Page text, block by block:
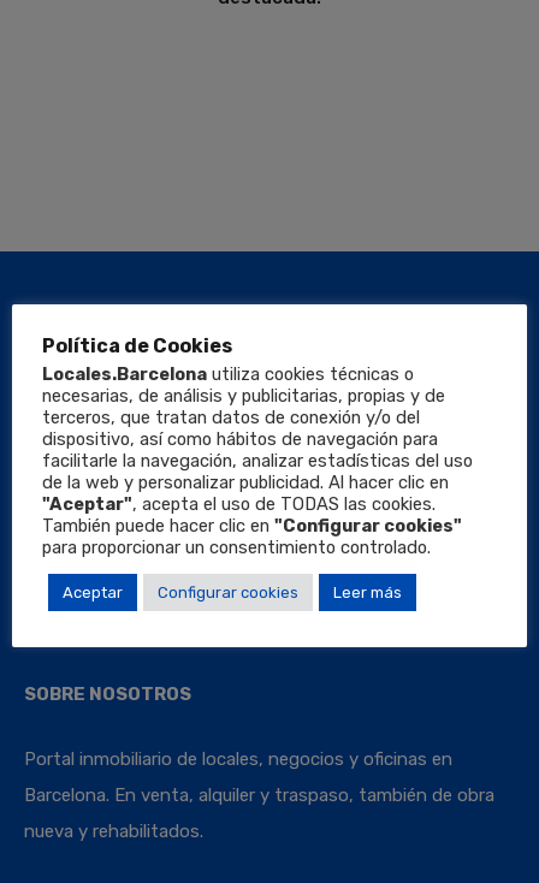
Locales Barcelona
SOBRE NOSOTROS
Portal inmobiliario de locales, negocios y oficinas en
Barcelona. En venta, alquiler y traspaso, también de obra
nueva y rehabilitados.
Política de Cookies
Locales.Barcelona utiliza cookies técnicas o
necesarias, de análisis y publicitarias, propias y de
terceros, que tratan datos de conexión y/o del
dispositivo, así como hábitos de navegación para
facilitarle la navegación, analizar estadísticas del uso
de la web y personalizar publicidad. Al hacer clic en
"Aceptar", acepta el uso de TODAS las cookies.
También puede hacer clic en "Configurar cookies"
para proporcionar un consentimiento controlado.
Aceptar Configurar cookies Leer más